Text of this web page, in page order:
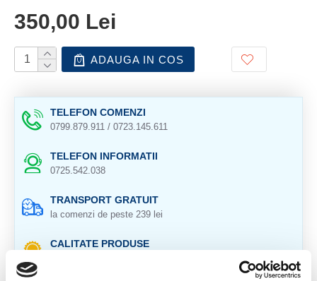
350,00 Lei
ADAUGA IN COS
TELEFON COMENZI
0799.879.911 / 0723.145.611
TELEFON INFORMATII
0725.542.038
TRANSPORT GRATUIT
la comenzi de peste 239 lei
CALITATE PRODUSE